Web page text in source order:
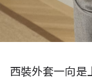
西裝外套一向是